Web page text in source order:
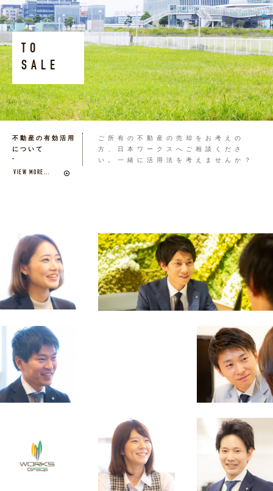
TO
SALE
不動産の有効活用
について
VIEW MORE...
ご所有の不動産の売却をお考えの
方、日本ワークスへご相談くださ
い。一緒に活用法を考えませんか？